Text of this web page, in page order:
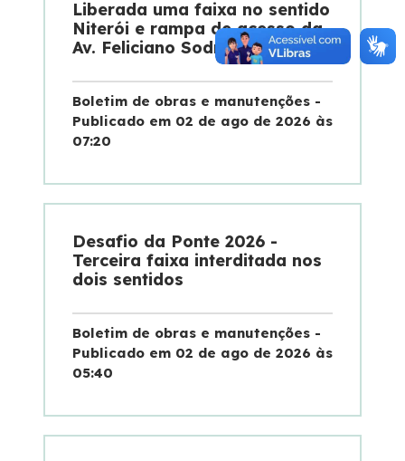
Liberada uma faixa no sentido
Niterói e rampa de acesso da
Av. Feliciano Sodré
Boletim de obras e manutenções -
Publicado em 02 de ago de 2026 às
07:20
Desafio da Ponte 2026 -
Terceira faixa interditada nos
dois sentidos
Boletim de obras e manutenções -
Publicado em 02 de ago de 2026 às
05:40